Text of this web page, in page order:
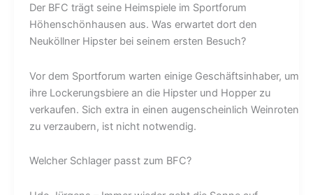
Der BFC trägt seine Heimspiele im Sportforum
Höhenschönhausen aus. Was erwartet dort den
Neuköllner Hipster bei seinem ersten Besuch?
Vor dem Sportforum warten einige Geschäftsinhaber, um
ihre Lockerungsbiere an die Hipster und Hopper zu
verkaufen. Sich extra in einen augenscheinlich Weinroten
zu verzaubern, ist nicht notwendig.
Welcher Schlager passt zum BFC?